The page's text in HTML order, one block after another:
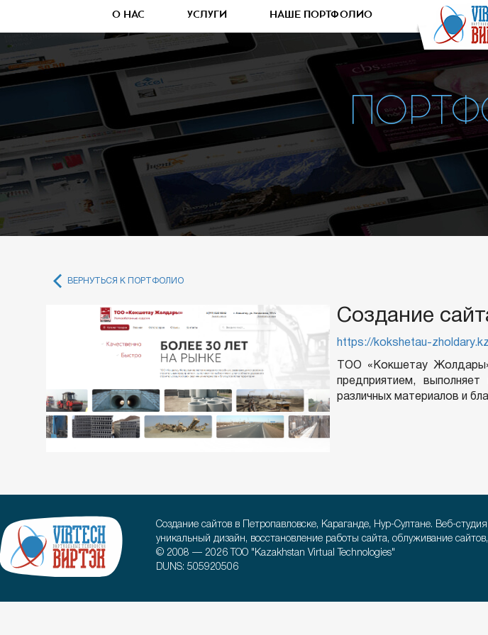
О НАС УСЛУГИ НАШЕ ПОРТФОЛИО
ВЕРНУТЬСЯ К ПОРТФОЛИО
Создание
https://kokshetau-
TOO «Кокшетау
предприятием,
различных материалов и
Создание сайтов в Петропавловске, Караганде, Нур-Султане. Веб-
уникальный дизайн, восстановление работы сайта, облуживание
© 2008 — 2026 ТОО "Kazakhstan Virtual Technologies"
DUNS: 505920506